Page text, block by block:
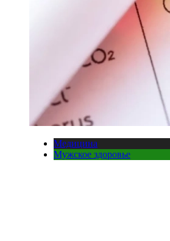
Медицина
Мужское здоровье